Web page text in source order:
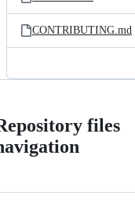
CONTRIBUTING.md
files